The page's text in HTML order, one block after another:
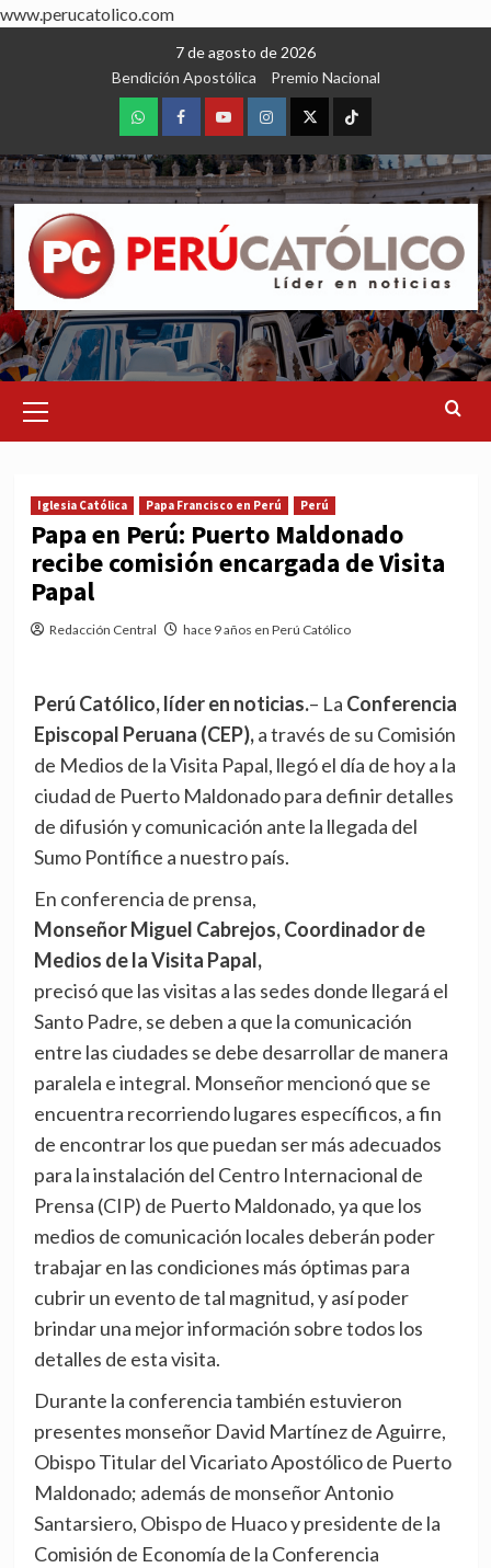
www.perucatolico.com
7 de agosto de 2026
Bendición Apostólica
Premio Nacional
WhatsAppFacebookYoutubeInstagram
X TikTok
Menu
Iglesia Católica Papa Francisco en Perú Perú
Papa en Perú: Puerto Maldonado
recibe comisión encargada de Visita
Papal
Redacción Central hace 9 años en Perú Católico
Perú Católico, líder en noticias.– La Conferencia
Episcopal Peruana (CEP),a través de su Comisión
de Medios de la Visita Papal, llegó el día de hoy a la
ciudad de Puerto Maldonado para definir detalles
de difusión y comunicación ante la llegada del
Sumo Pontífice a nuestro país.
En conferencia de prensa,
Monseñor Miguel Cabrejos, Coordinador de
Medios de la Visita Papal,
precisó que las visitas a las sedes donde llegará el
Santo Padre, se deben a que la comunicación
entre las ciudades se debe desarrollar de manera
paralela e integral. Monseñor mencionó que se
encuentra recorriendo lugares específicos, a fin
de encontrar los que puedan ser más adecuados
para la instalación del Centro Internacional de
Prensa (CIP) de Puerto Maldonado, ya que los
medios de comunicación locales deberán poder
trabajar en las condiciones más óptimas para
cubrir un evento de tal magnitud, y así poder
brindar una mejor información sobre todos los
detalles de esta visita.
Durante la conferencia también estuvieron
presentes monseñor David Martínez de Aguirre,
Obispo Titular del Vicariato Apostólico de Puerto
Maldonado; además de monseñor Antonio
Santarsiero, Obispo de Huaco y presidente de la
Comisión de Economía de la Conferencia